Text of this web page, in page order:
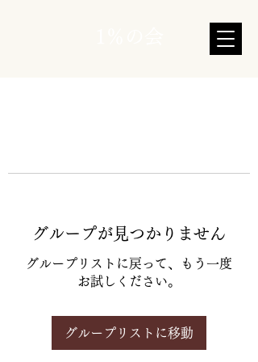
グループが見つかりません
グループリストに戻って、もう一度
お試しください。
グループリストに移動